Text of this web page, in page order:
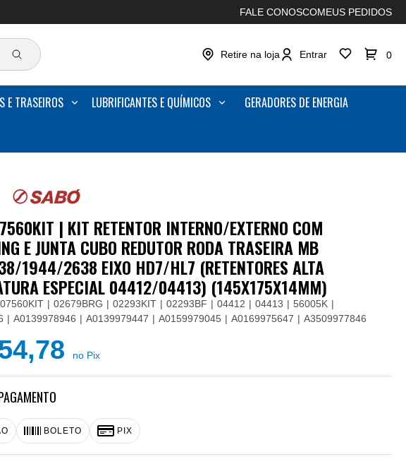
FALE CONOSCOMEUS PEDIDOS
Retire na loja Entrar 0
E TRASEIROS LUBRIFICANTES E QUÍMICOS GERADORES DE ENERGIA
| KIT RETENTOR INTERNO/EXTERNO COM
E JUNTA CUBO REDUTOR RODA TRASEIRA MB
1944/2638 EIXO HD7/HL7 (RETENTORES ALTA
ESPECIAL 04412/04413) (145X175X14MM)
07560KIT 02679BRG 02293KIT 02293BF 04412 04413
56005K
A0139978946 A0139979447 A0159979045 A0169975647 A3509977846
no Pix
BOLETO PIX